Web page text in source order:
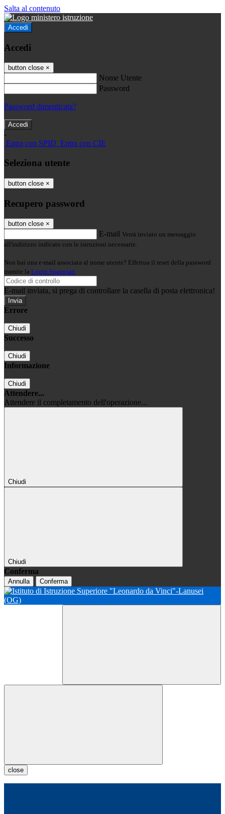
Salta al contenuto
Accedi
Accedi
button close ×
Nome Utente
Password
Password dimenticata?
-
Entra con SPID Entra con CIE
Seleziona utente
button close ×
Recupero password
button close ×
E-mail Verrà inviato un messaggio
all'indirizzo indicato con le istruzioni necessarie.
Non hai una e-mail associata al nome utente? Effettua il reset della password
tramite la Login Spaggiari
E-mail inviata, si prega di controllare la casella di posta elettronica!
Errore
Chiudi
Successo
Chiudi
Informazione
Chiudi
Attendere...
Attendere il completamento dell'operazione...
Chiudi
Chiudi
Conferma
Annulla Conferma
close